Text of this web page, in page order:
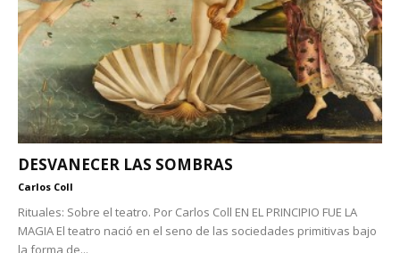
DESVANECER LAS SOMBRAS
Carlos Coll
Rituales: Sobre el teatro. Por Carlos Coll EN EL PRINCIPIO FUE LA
MAGIA El teatro nació en el seno de las sociedades primitivas bajo
la forma de...